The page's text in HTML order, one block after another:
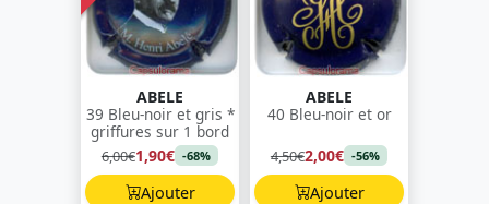
ABELE
39 Bleu-noir et gris *
griffures sur 1 bord
6,00€1,90€ -68%
Ajouter
ABELE
40 Bleu-noir et or
4,50€2,00€ -56%
Ajouter